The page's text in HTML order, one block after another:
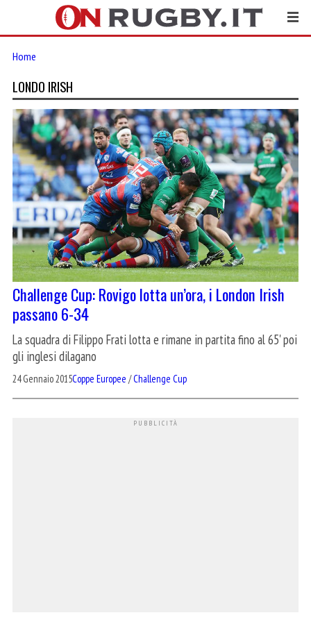
Home
LONDO IRISH
Challenge Cup: Rovigo lotta un’ora, i London Irish
passano 6-34
La squadra di Filippo Frati lotta e rimane in partita fino al 65' poi
gli inglesi dilagano
24 Gennaio 2015Coppe Europee /Challenge Cup